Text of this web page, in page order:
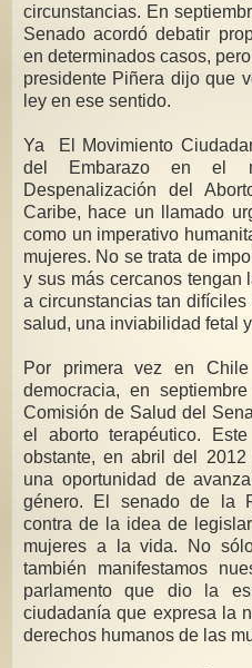
circunstancias. En
Senado acordó debatir
en determinados casos, pero
presidente Piñera dijo que
ley en ese sentido.
Ya El Movimiento
del Embarazo en el
Despenalización del
Caribe, hace un llamado
como un imperativo
mujeres. No se trata de
y sus más cercanos tengan
a circunstancias tan
salud, una inviabilidad fetal
Por primera vez en
democracia, en
Comisión de Salud del
el aborto terapéutico.
obstante, en abril del
una oportunidad de
género. El senado de la
contra de la idea de
mujeres a la vida. No
también manifestamos
parlamento que dio la
ciudadanía que expresa la
derechos humanos de las